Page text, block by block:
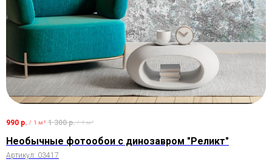
990 р. / 1 м² 1 300 р. / 1 м²
Необычные фотообои с динозавром "Реликт"
Артикул: 03417